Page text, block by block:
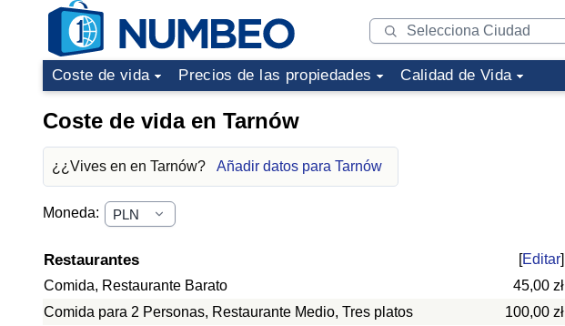
Coste de vida Precios de las propiedades Calidad de Vida
Coste de vida en Tarnów
¿¿Vives en en Tarnów? Añadir datos para Tarnów
Moneda:
Restaurantes [Editar]
Comida, Restaurante Barato
45,00 zł
Comida para 2 Personas, Restaurante Medio, Tres platos 100,00 zł